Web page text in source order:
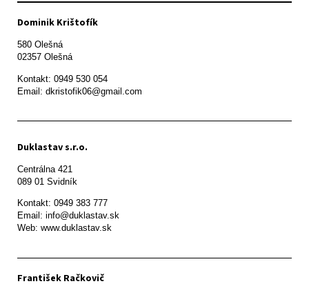
Dominik Krištofík
580 Olešná
Kontakt: 0949 530 054
Email: dkristofik06@gmail.com
Duklastav s.r.o.
Centrálna 421
089 01 Svidník
Kontakt: 0949 383 777
Email: info@duklastav.sk
Web: www.duklastav.sk
František Račkovič